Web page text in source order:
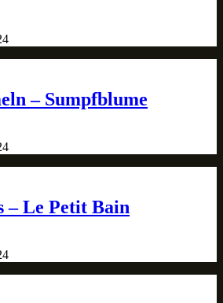
– Sumpfblume
– Le Petit Bain